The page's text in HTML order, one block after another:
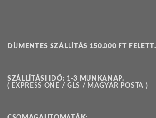
DÍJMENTES SZÁLLÍTÁS 150.000 FT FELETT.
SZÁLLÍTÁSI IDŐ: 1-3 MUNKANAP.
( EXPRESS ONE / GLS / MAGYAR POSTA )